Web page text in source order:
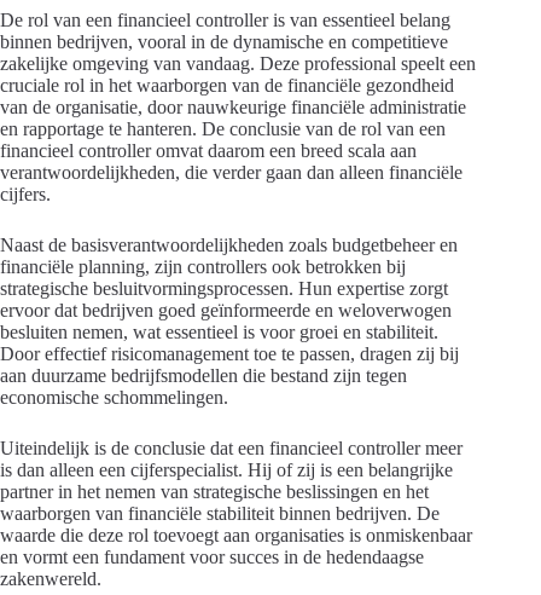
De rol van een financieel controller is van essentieel belang
binnen bedrijven, vooral in de dynamische en competitieve
zakelijke omgeving van vandaag. Deze professional speelt een
cruciale rol in het waarborgen van de financiële gezondheid
van de organisatie, door nauwkeurige financiële administratie
en rapportage te hanteren. De conclusie van de rol van een
financieel controller omvat daarom een breed scala aan
verantwoordelijkheden, die verder gaan dan alleen financiële
cijfers.
Naast de basisverantwoordelijkheden zoals budgetbeheer en
financiële planning, zijn controllers ook betrokken bij
strategische besluitvormingsprocessen. Hun expertise zorgt
ervoor dat bedrijven goed geïnformeerde en weloverwogen
besluiten nemen, wat essentieel is voor groei en stabiliteit.
Door effectief risicomanagement toe te passen, dragen zij bij
aan duurzame bedrijfsmodellen die bestand zijn tegen
economische schommelingen.
Uiteindelijk is de conclusie dat een financieel controller meer
is dan alleen een cijferspecialist. Hij of zij is een belangrijke
partner in het nemen van strategische beslissingen en het
waarborgen van financiële stabiliteit binnen bedrijven. De
waarde die deze rol toevoegt aan organisaties is onmiskenbaar
en vormt een fundament voor succes in de hedendaagse
zakenwereld.